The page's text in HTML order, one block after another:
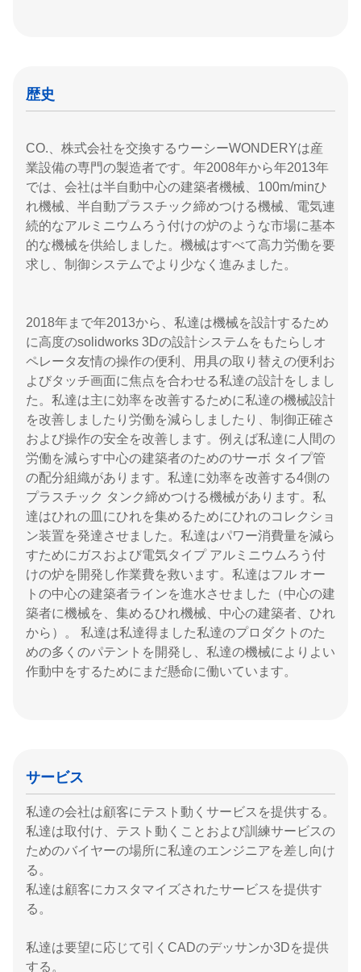
歴史
CO.、株式会社を交換するウーシーWONDERYは産
業設備の専門の製造者です。年2008年から年2013年
では、会社は半自動中心の建築者機械、100m/minひ
れ機械、半自動プラスチック締めつける機械、電気連
続的なアルミニウムろう付けの炉のような市場に基本
的な機械を供給しました。機械はすべて高力労働を要
求し、制御システムでより少なく進みました。
2018年まで年2013から、私達は機械を設計するため
に高度のsolidworks 3Dの設計システムをもたらしオ
ペレータ友情の操作の便利、用具の取り替えの便利お
よびタッチ画面に焦点を合わせる私達の設計をしまし
た。私達は主に効率を改善するために私達の機械設計
を改善しましたり労働を減らしましたり、制御正確さ
および操作の安全を改善します。例えば私達に人間の
労働を減らす中心の建築者のためのサーボ タイプ管
の配分組織があります。私達に効率を改善する4側の
プラスチック タンク締めつける機械があります。私
達はひれの皿にひれを集めるためにひれのコレクショ
ン装置を発達させました。私達はパワー消費量を減ら
すためにガスおよび電気タイプ アルミニウムろう付
けの炉を開発し作業費を救います。私達はフル オー
トの中心の建築者ラインを進水させました（中心の建
築者に機械を、集めるひれ機械、中心の建築者、ひれ
から）。 私達は私達得ました私達のプロダクトのた
めの多くのパテントを開発し、私達の機械によりよい
作動中をするためにまだ懸命に働いています。
サービス
私達の会社は顧客にテスト動くサービスを提供する。
私達は取付け、テスト動くことおよび訓練サービスの
ためのバイヤーの場所に私達のエンジニアを差し向け
る。
私達は顧客にカスタマイズされたサービスを提供す
る。
私達は要望に応じて引くCADのデッサンか3Dを提供
する。